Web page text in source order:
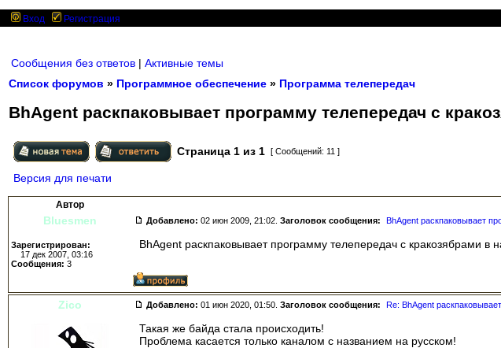
Вход Регистрация
Сообщения без ответов | Активные темы
Список форумов » Программное обеспечение » Программа телепередач
BhAgent раскпаковывает программу телепередач с
Страница 1 из 1 [ Сообщений: 11 ]
Версия для печати
Автор
Bluesmen Добавлено: 02 июн 2009, 21:02. Заголовок сообщения: BhAgent раскпаковывает
Зарегистрирован:
17 дек 2007, 03:16
Сообщения: 3
BhAgent раскпаковывает программу телепередач с кракозябрами
Zico Добавлено: 01 июн 2020, 01:50. Заголовок сообщения: Re: BhAgent
Такая же байда стала происходить!
Проблема касается только каналом с названием на русском!